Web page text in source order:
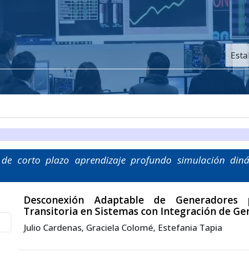
de corto plazo aprendizaje profundo simulación
Desconexión Adaptable de
Transitoria en Sistemas con Integración de
Julio Cardenas, Graciela Colomé, Estefania Tapia